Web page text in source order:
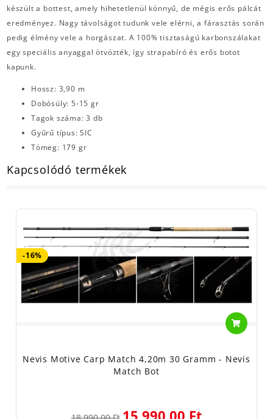
készült a bottest, amely hihetetlenül könnyű, de mégis erős pálcát
eredményez. Nagy távolságot tudunk vele elérni, a fárasztás során
pedig élmény vele a horgászat. A 100% tisztaságú karbonszálakat
egy speciális anyaggal ötvözték, így strapabíró és erős botot
kapunk.
Hossz: 3,90 m
Dobósúly: 5-15 gr
Tagok száma: 3 db
Gyűrű típus: SIC
Tömeg: 179 gr
Kapcsolódó termékek
-16%
Nevis Motive Carp Match 4,20m 30 Gramm - Nevis
Match Bot